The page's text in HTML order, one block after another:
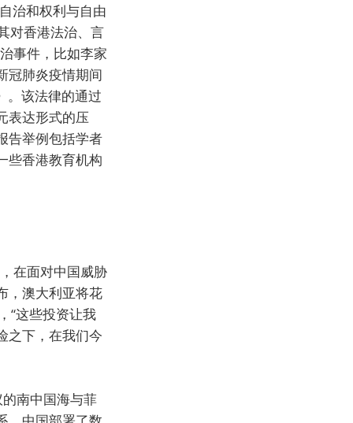
治和权利与自由
对香港法治、言
事件，比如李家
冠肺炎疫情期间
。该法律的通过
表达形式的压
告举例包括学者
些香港教育机构
在面对中国威胁
，澳大利亚将花
“这些投资让我
之下，在我们今
南中国海与菲